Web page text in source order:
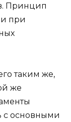
Принцип
и при
таким же,
же
с основными